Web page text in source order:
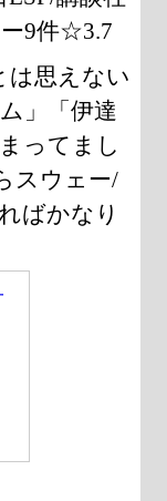
9件☆3.7
は思えない
」「伊達
ってまし
スウェー/
ばかなり